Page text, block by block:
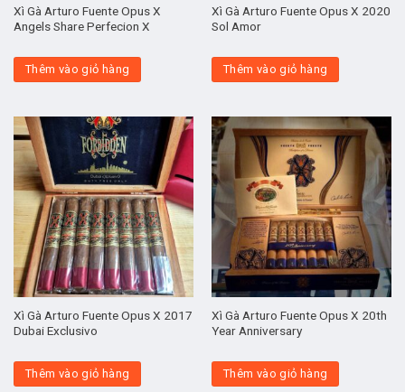
Xì Gà Arturo Fuente Opus X
Angels Share Perfecion X
Thêm vào giỏ hàng
Xì Gà Arturo Fuente Opus X 2020
Sol Amor
Thêm vào giỏ hàng
Xì Gà Arturo Fuente Opus X 2017
Dubai Exclusivo
Thêm vào giỏ hàng
Xì Gà Arturo Fuente Opus X 20th
Year Anniversary
Thêm vào giỏ hàng